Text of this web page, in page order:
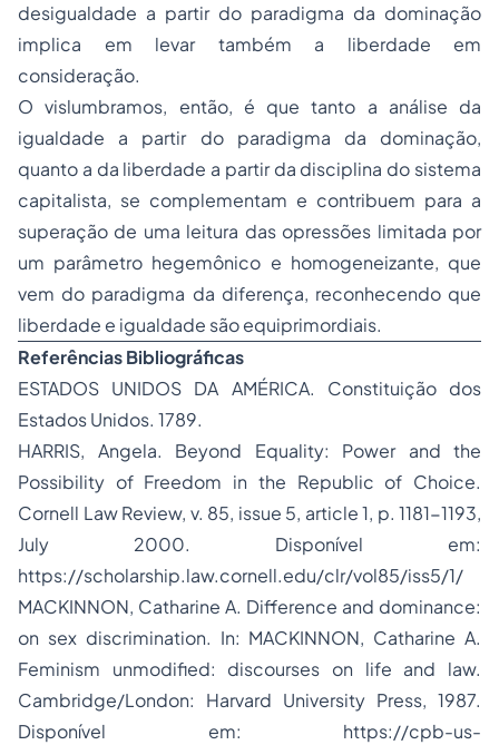
desigualdade a partir do paradigma da dominação
implica em levar também a liberdade em
consideração.
O vislumbramos, então, é que tanto a análise da
igualdade a partir do paradigma da dominação,
quanto a da liberdade a partir da disciplina do sistema
capitalista, se complementam e contribuem para a
superação de uma leitura das opressões limitada por
um parâmetro hegemônico e homogeneizante, que
vem do paradigma da diferença, reconhecendo que
liberdade e igualdade são equiprimordiais.
Referências Bibliográficas
ESTADOS UNIDOS DA AMÉRICA. Constituição dos
Estados Unidos. 1789.
HARRIS, Angela. Beyond Equality: Power and the
Possibility of Freedom in the Republic of Choice.
Cornell Law Review, v. 85, issue 5, article 1, p. 1181-1193,
July 2000. Disponível em:
https://scholarship.law.cornell.edu/clr/vol85/iss5/1/
MACKINNON, Catharine A. Difference and dominance:
on sex discrimination. In: MACKINNON, Catharine A.
Feminism unmodified: discourses on life and law.
Cambridge/London: Harvard University Press, 1987.
Disponível em: https://cpb-us-